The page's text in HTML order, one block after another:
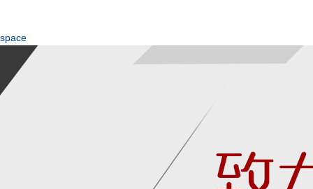
space